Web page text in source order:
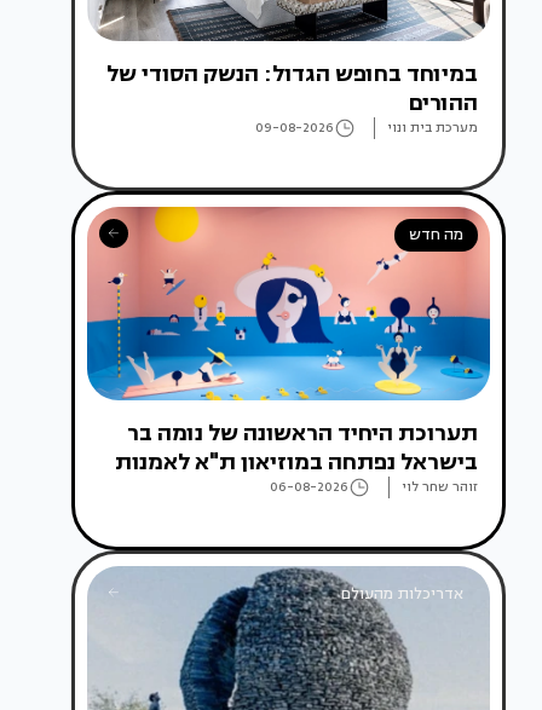
במיוחד בחופש הגדול: הנשק הסודי של
ההורים
מערכת בית ונוי 09-08-2026
מה חדש
תערוכת היחיד הראשונה של נומה בר
בישראל נפתחה במוזיאון ת"א לאמנות
זוהר שחר לוי 06-08-2026
אדריכלות מהעולם